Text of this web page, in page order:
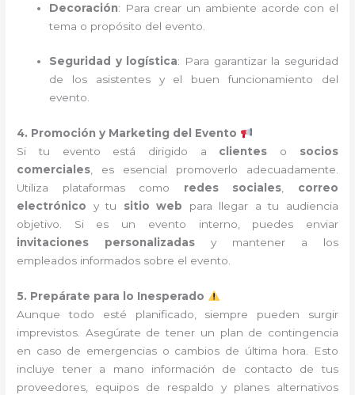
Decoración: Para crear un ambiente acorde con el
tema o propósito del evento.
Seguridad y logística: Para garantizar la seguridad
de los asistentes y el buen funcionamiento del
evento.
4. Promoción y Marketing del Evento
Si tu evento está dirigido a clientes o socios
comerciales, es esencial promoverlo adecuadamente.
Utiliza plataformas como redes sociales, correo
electrónico y tu sitio web para llegar a tu audiencia
objetivo. Si es un evento interno, puedes enviar
invitaciones personalizadas y mantener a los
empleados informados sobre el evento.
5. Prepárate para lo Inesperado
Aunque todo esté planificado, siempre pueden surgir
imprevistos. Asegúrate de tener un plan de contingencia
en caso de emergencias o cambios de última hora. Esto
incluye tener a mano información de contacto de tus
proveedores, equipos de respaldo y planes alternativos